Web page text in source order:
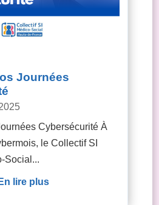
Journées
Cybersécurité À
le Collectif SI
Social...